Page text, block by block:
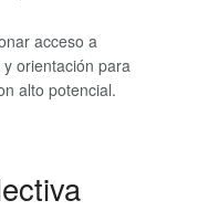
acceso a
orientación para
alto potencial.